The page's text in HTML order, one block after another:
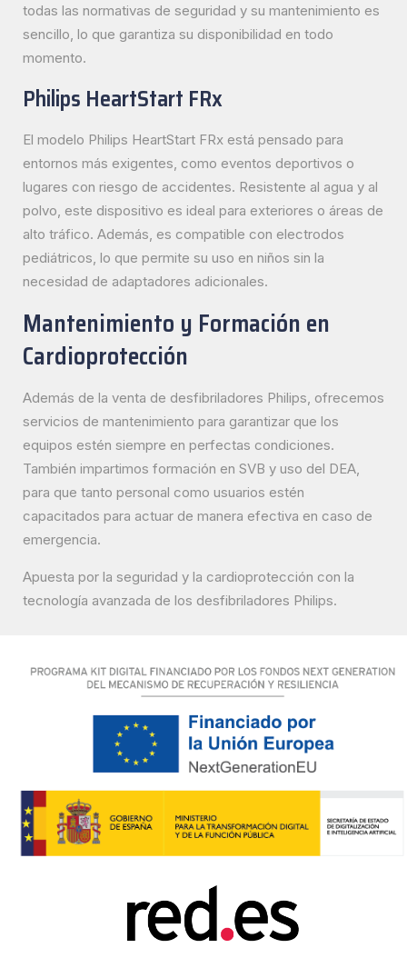
todas las normativas de seguridad y su mantenimiento es
sencillo, lo que garantiza su disponibilidad en todo
momento.
Philips HeartStart FRx
El modelo Philips HeartStart FRx está pensado para
entornos más exigentes, como eventos deportivos o
lugares con riesgo de accidentes. Resistente al agua y al
polvo, este dispositivo es ideal para exteriores o áreas de
alto tráfico. Además, es compatible con electrodos
pediátricos, lo que permite su uso en niños sin la
necesidad de adaptadores adicionales.
Mantenimiento y Formación en
Cardioprotección
Además de la venta de desfibriladores Philips, ofrecemos
servicios de mantenimiento para garantizar que los
equipos estén siempre en perfectas condiciones.
También impartimos formación en SVB y uso del DEA,
para que tanto personal como usuarios estén
capacitados para actuar de manera efectiva en caso de
emergencia.
Apuesta por la seguridad y la cardioprotección con la
tecnología avanzada de los desfibriladores Philips.